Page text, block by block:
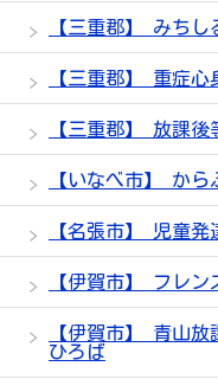
【三重郡】 みちし
【三重郡】 重症
【三重郡】 放課
【いなべ市】 から
【名張市】 児童
【伊賀市】 フレ
【伊賀市】 青山
ひろば